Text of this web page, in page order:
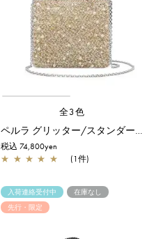
全3色
ペルラ グリッター/スタンダード Z/シルバーゴールド【一部店舗先行販売商品】
税込 74,800yen
★ ★ ★ ★ ★ (1件)
入荷連絡受付中
在庫なし
先行・限定